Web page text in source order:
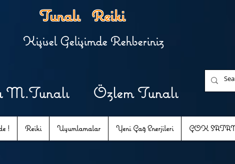
Tunalı Reiki
Kişisel Gelişimde Rehberiniz
M.Tunalı Özlem Tunalı
! Reiki Uyumlamalar Yeni Çağ Enerjileri ÇOK